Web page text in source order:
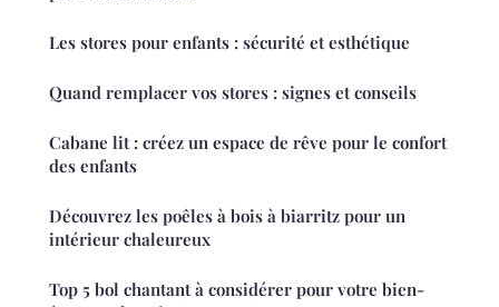
Les stores pour enfants : sécurité et esthétique
Quand remplacer vos stores : signes et conseils
Cabane lit : créez un espace de rêve pour le confort
des enfants
Découvrez les poêles à bois à biarritz pour un
intérieur chaleureux
Top 5 bol chantant à considérer pour votre bien-